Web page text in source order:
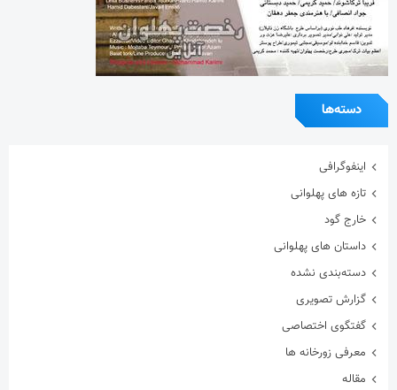
دسته‌ها
اینفوگرافی
تازه های پهلوانی
خارج گود
داستان های پهلوانی
دسته‌بندی نشده
گزارش تصویری
گفتگوی اختصاصی
معرفی زورخانه ها
مقاله